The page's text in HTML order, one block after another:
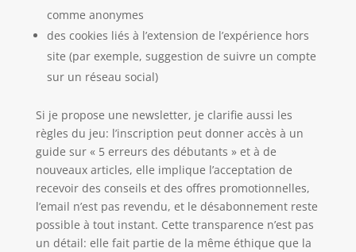
comme anonymes
des cookies liés à l’extension de l’expérience hors
site (par exemple, suggestion de suivre un compte
sur un réseau social)
Si je propose une newsletter, je clarifie aussi les
règles du jeu: l’inscription peut donner accès à un
guide sur « 5 erreurs des débutants » et à de
nouveaux articles, elle implique l’acceptation de
recevoir des conseils et des offres promotionnelles,
l’email n’est pas revendu, et le désabonnement reste
possible à tout instant. Cette transparence n’est pas
un détail: elle fait partie de la même éthique que la